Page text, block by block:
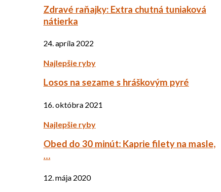
Zdravé raňajky: Extra chutná tuniaková
nátierka
24. apríla 2022
Najlepšie ryby
Losos na sezame s hráškovým pyré
16. októbra 2021
Najlepšie ryby
Obed do 30 minút: Kaprie filety na masle,
…
12. mája 2020